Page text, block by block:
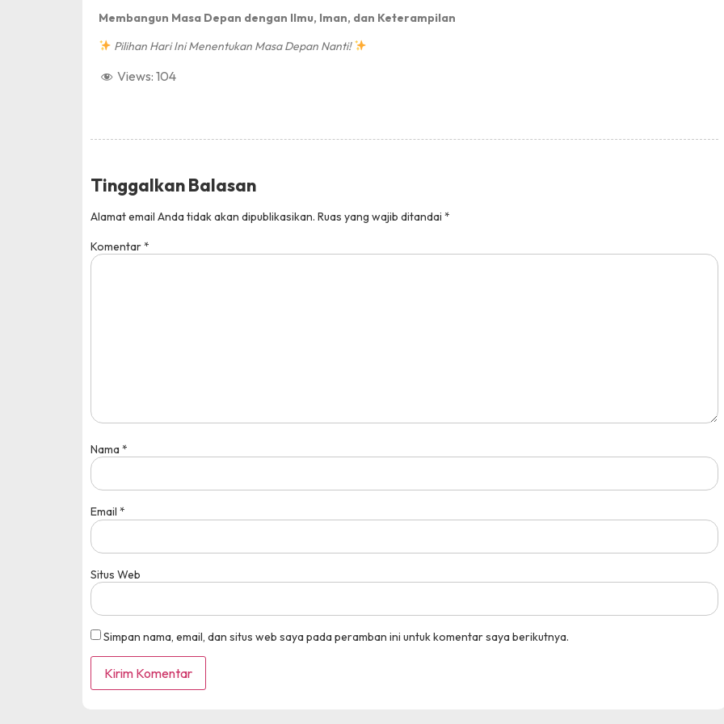
Membangun Masa Depan dengan Ilmu, Iman, dan Keterampilan
Pilihan Hari Ini Menentukan Masa Depan Nanti!
Views: 104
Tinggalkan Balasan
Alamat email Anda tidak akan dipublikasikan. Ruas yang wajib ditandai *
Komentar*
Nama *
Email *
Situs Web
Simpan nama, email, dan situs web saya pada peramban ini untuk komentar saya berikutnya.